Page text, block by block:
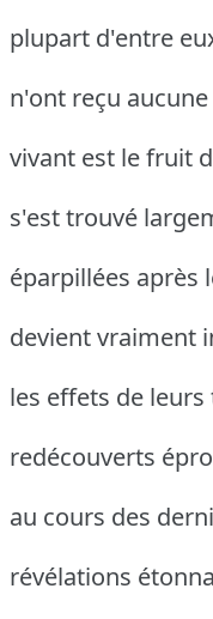
plupart d'entre
n'ont reçu
vivant est le fruit
s'est trouvé
éparpillées après
devient vraiment
les effets de
redécouverts
au cours des
révélations